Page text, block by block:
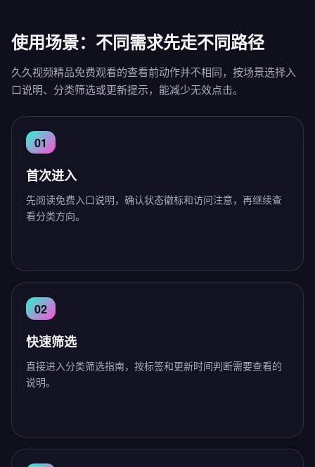
使用场景：不同需求先走不同路径
久久视频精品免费观看的查看前动作并不相同，按场景选择入
口说明、分类筛选或更新提示，能减少无效点击。
首次进入
先阅读免费入口说明，确认状态徽标和访问注意，再继续查
看分类方向。
快速筛选
直接进入分类筛选指南，按标签和更新时间判断需要查看的
说明。